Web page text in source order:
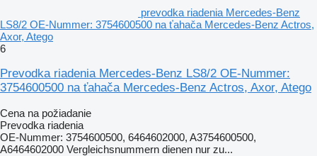
prevodka riadenia Mercedes-Benz
LS8/2 OE-Nummer: 3754600500 na ťahača Mercedes-Benz Actros,
Axor, Atego
6
Prevodka riadenia Mercedes-Benz LS8/2 OE-Nummer:
3754600500 na ťahača Mercedes-Benz Actros, Axor, Atego
Cena na požiadanie
Prevodka riadenia
OE-Nummer: 3754600500, 6464602000, A3754600500,
A6464602000 Vergleichsnummern dienen nur zu...